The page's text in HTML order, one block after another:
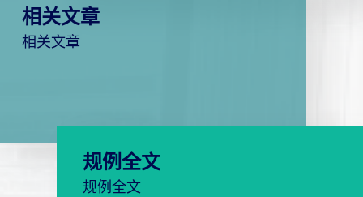
相关文章
相关文章
规例全文
规例全文